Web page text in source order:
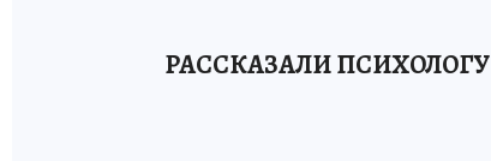
РАССКАЗАЛИ ПСИХОЛОГУ